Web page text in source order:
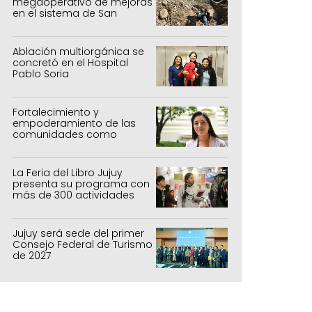
Mundial: Jujuy Alienta" convoca a
en Ciudad Cultural
en el sistema de San
Ablación multiorgánica se
concretó en el Hospital
Pablo Soria
Fortalecimiento y
empoderamiento de las
comunidades como
La Feria del Libro Jujuy
presenta su programa con
más de 300 actividades
Jujuy será sede del primer
Consejo Federal de Turismo
de 2027